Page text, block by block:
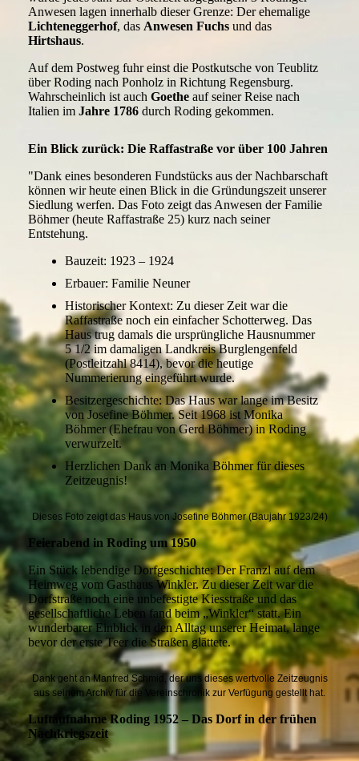
Anwesen lagen innerhalb dieser Grenze: Der ehemalige
Lichteneggerhof, das Anwesen Fuchs und das
Hirtshaus.
Auf dem Postweg fuhr einst die Postkutsche von Teublitz
über Roding nach Ponholz in Richtung Regensburg.
Wahrscheinlich ist auch Goethe auf seiner Reise nach
Italien im Jahre 1786 durch Roding gekommen.
Ein Blick zurück: Die Raffastraße vor über 100 Jahren
"Dank eines besonderen Fundstücks aus der Nachbarschaft
können wir heute einen Blick in die Gründungszeit unserer
Siedlung werfen. Das Foto zeigt das Anwesen der Familie
Böhmer (heute Raffastraße 25) kurz nach seiner
Entstehung.
Bauzeit: 1923 – 1924
Erbauer: Familie Neuner
Historischer Kontext: Zu dieser Zeit war die
Raffastraße noch ein einfacher Schotterweg. Das
Haus trug damals die ursprüngliche Hausnummer
5 1/2 im damaligen Landkreis Burglengenfeld
(Postleitzahl 8414), bevor die heutige
Nummerierung eingeführt wurde.
Besitzergeschichte: Das Haus war lange im Besitz
von Josefine Böhmer. Seit 1968 ist Monika
Böhmer (Ehefrau von Gerd Böhmer) in Roding
verwurzelt.
Herzlichen Dank an Monika Böhmer für dieses
Zeitzeugnis!
Dieses Foto zeigt das Haus von Josefine Böhmer (Baujahr 1923/24)
Feierabend in Roding um 1950
Ein Stück lebendige Dorfgeschichte: Der Franzl auf dem
Heimweg vom Gasthaus Winkler. Zu dieser Zeit war die
Dorfstraße noch eine unbefestigte Kiesstraße und das
gesellschaftliche Leben fand beim „Winkler“ statt. Ein
wunderbarer Einblick in den Alltag unserer Heimat, lange
bevor der erste Teer die Straßen glättete.
Dank geht an Manfred Schmid, der uns dieses wertvolle Zeitzeugnis
aus seinem Archiv für die Vereinschronik zur Verfügung gestellt hat.
Luftaufnahme Roding 1952 – Das Dorf in der frühen
Nachkriegszeit